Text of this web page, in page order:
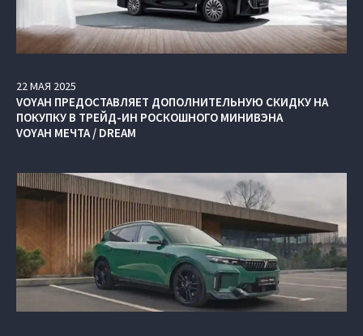
22МАЯ 2025
VOYAH ПРЕДОСТАВЛЯЕТ ДОПОЛНИТЕЛЬНУЮ СКИДКУ НА
ПОКУПКУ В ТРЕЙД-ИН РОСКОШНОГО МИНИВЭНА
VOYAH МЕЧТА / DREAM